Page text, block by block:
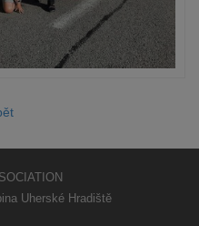
Uherské Hradiště